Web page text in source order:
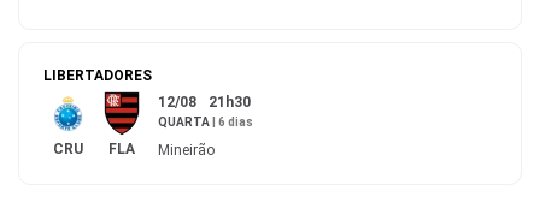
LIBERTADORES
CRU FLA
12/08 21h30
QUARTA 6 dias
Mineirão